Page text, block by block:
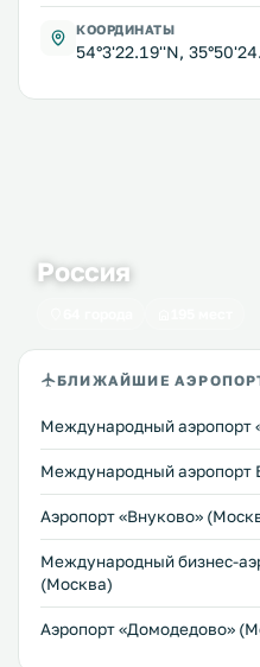
КООРДИНАТЫ
54°3'22.19''N,
Россия
БЛИЖАЙШИЕ
Международный аэропорт
Международный аэропорт
Аэропорт «Внуково»
Международный бизнес-
(Москва)
Аэропорт «Домодедово»